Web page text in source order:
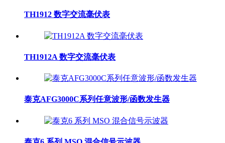
TH1912 数字交流毫伏表
TH1912A 数字交流毫伏表
泰克AFG3000C系列任意波形/函数发生器